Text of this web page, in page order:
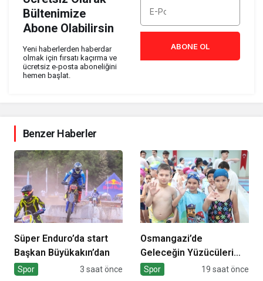
Bültenimize
Abone Olabilirsin
Yeni haberlerden haberdar
olmak için fırsatı kaçırma ve
ücretsiz e-posta aboneliğini
hemen başlat.
ABONE OL
Benzer Haberler
Süper Enduro’da start
Başkan Büyükakın’dan
Spor 3 saat önce
Osmangazi’de
Geleceğin Yüzücüleri
Sertifikalarını Aldı
Spor 19 saat önce